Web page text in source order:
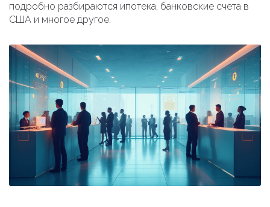
подробно разбираются ипотека, банковские счета в
США и многое другое.